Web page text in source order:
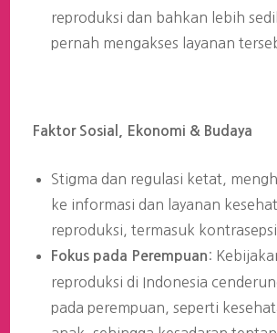
reproduksi dan bahkan lebih
pernah mengakses layanan
Faktor Sosial, Ekonomi & Budaya
Stigma dan regulasi ketat,
ke informasi dan layanan
reproduksi, termasuk kontrasepsi.
Fokus pada Perempuan :
reproduksi di Indonesia
pada perempuan, seperti